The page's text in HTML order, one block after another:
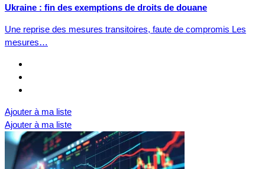
Ukraine : fin des exemptions de droits de douane
Une reprise des mesures transitoires, faute de compromis Les
mesures…
Ajouter à ma liste
Ajouter à ma liste